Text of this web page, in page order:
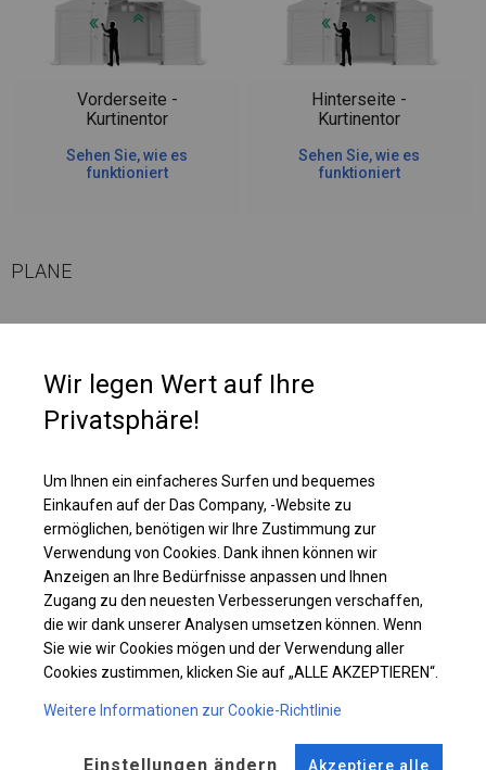
Vorderseite -
Kurtinentor
Sehen Sie, wie es
funktioniert
Hinterseite -
Kurtinentor
Sehen Sie, wie es
funktioniert
PLANE
Diese Art von Plane kann sowohl in ganzjährigen Garagenzelten als auch
in Langzeitlagerzelten verwendet werden.
Plane ändern
KONSTRUKTION
ANSCHLÜSSE
Wir legen Wert auf Ihre
Privatsphäre!
Um Ihnen ein einfacheres Surfen und bequemes
Einkaufen auf der Das Company, -Website zu
ermöglichen, benötigen wir Ihre Zustimmung zur
Verwendung von Cookies. Dank ihnen können wir
Anzeigen an Ihre Bedürfnisse anpassen und Ihnen
Zugang zu den neuesten Verbesserungen verschaffen,
die wir dank unserer Analysen umsetzen können. Wenn
Sie wie wir Cookies mögen und der Verwendung aller
Cookies zustimmen, klicken Sie auf „ALLE AKZEPTIEREN“.
Weitere Informationen zur Cookie-Richtlinie
Einstellungen ändern Akzeptiere alle